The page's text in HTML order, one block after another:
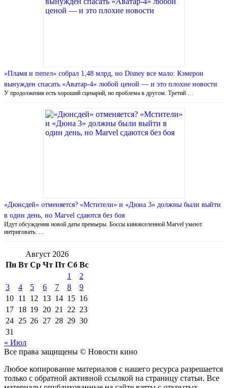
«Пламя и пепел» собрал 1,48 млрд, но Disney все мало: Кэмерон
вынужден спасать «Аватар-4» любой ценой — и это плохие новости
У продолжения есть хороший сценарий, но проблема в другом. Третий …
«Дюнсдей» отменяется? «Мстители» и «Дюна 3» должны были выйти
в один день, но Marvel сдаются без боя
Идут обсуждения новой даты премьеры. Боссы киновселенной Marvel умеют
интриговать. …
Август 2026
Пн Вт Ср Чт Пт Сб Вс
1
2
3
4 5 6 7 8
9
10 11 12 13 14 15 16
17 18 19 20 21 22 23
24 25 26 27 28 29 30
31
« Июл
Все права защищены © Новости кино
Любое копирование материалов с нашего ресурса разрешается
только с обратной активной ссылкой на страницу статьи. Все